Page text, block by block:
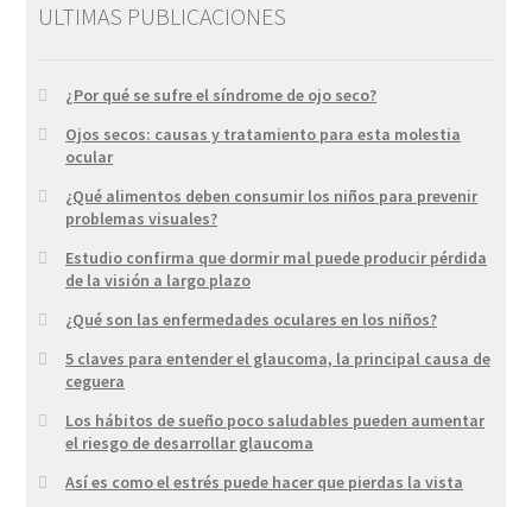
ULTIMAS PUBLICACIONES
¿Por qué se sufre el síndrome de ojo seco?
Ojos secos: causas y tratamiento para esta molestia
ocular
¿Qué alimentos deben consumir los niños para prevenir
problemas visuales?
Estudio confirma que dormir mal puede producir pérdida
de la visión a largo plazo
¿Qué son las enfermedades oculares en los niños?
5 claves para entender el glaucoma, la principal causa de
ceguera
Los hábitos de sueño poco saludables pueden aumentar
el riesgo de desarrollar glaucoma
Así es como el estrés puede hacer que pierdas la vista